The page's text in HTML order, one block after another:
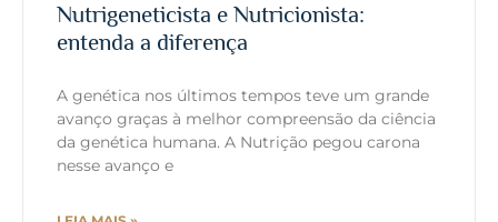
Nutrigeneticista e Nutricionista:
entenda a diferença
A genética nos últimos tempos teve um grande
avanço graças à melhor compreensão da ciência
da genética humana. A Nutrição pegou carona
nesse avanço e